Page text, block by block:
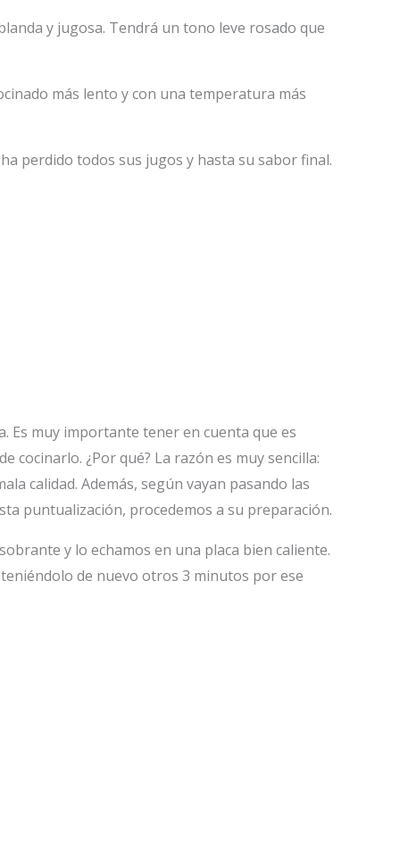
y jugosa. Tendrá un tono leve rosado que
más lento y con una temperatura más
perdido todos sus jugos y hasta su sabor final.
Es muy importante tener en cuenta que es
cocinarlo. ¿Por qué? La razón es muy sencilla:
calidad. Además, según vayan pasando las
puntualización, procedemos a su preparación.
y lo echamos en una placa bien caliente.
de nuevo otros 3 minutos por ese